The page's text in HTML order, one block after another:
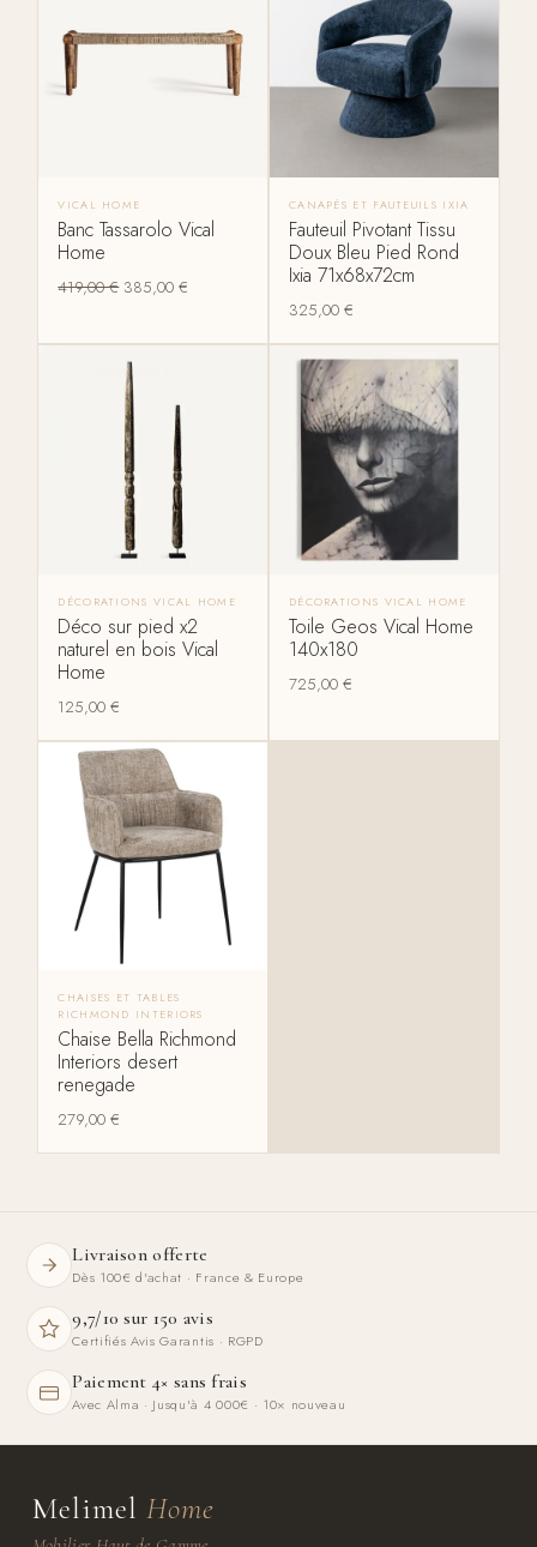
VICAL HOME
Banc Tassarolo Vical
Home
419,00€ 385,00€
CANAPÉS ET FAUTEUILS IXIA
Fauteuil Pivotant Tissu
Doux Bleu Pied Rond
Ixia 71x68x72cm
325,00 €
DÉCORATIONS VICAL HOME
Déco sur pied x2
naturel en bois Vical
Home
125,00€
DÉCORATIONS VICAL HOME
Toile Geos Vical Home
140x180
725,00 €
CHAISES ET TABLES
RICHMOND INTERIORS
Chaise Bella Richmond
Interiors desert
renegade
279,00€
Livraison offerte
Dès 100€ d'achat · France & Europe
9,7/10 sur 150 avis
Certifiés Avis Garantis · RGPD
Paiement 4× sans frais
Avec Alma · Jusqu'à 4 000€ · 10× nouveau
Melimel Home